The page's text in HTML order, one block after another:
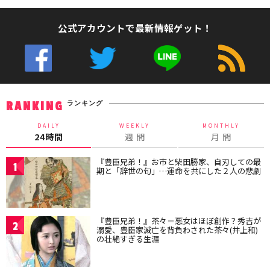
公式アカウントで最新情報ゲット！
RANKING ランキング
DAILY
24時間
WEEKLY
週 間
MONTHLY
月 間
1 『豊臣兄弟！』お市と柴田勝家、自刃しての最
期と「辞世の句」…運命を共にした２人の悲劇
2 『豊臣兄弟！』茶々＝悪女はほぼ創作？秀吉が
溺愛、豊臣家滅亡を背負わされた茶々(井上和)
の壮絶すぎる生涯